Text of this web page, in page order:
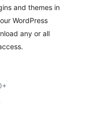
數
and themes in
WordPress
any or all